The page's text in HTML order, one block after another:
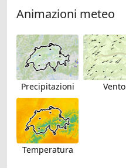
Animazioni meteo
Precipitazioni Vento
Temperatura